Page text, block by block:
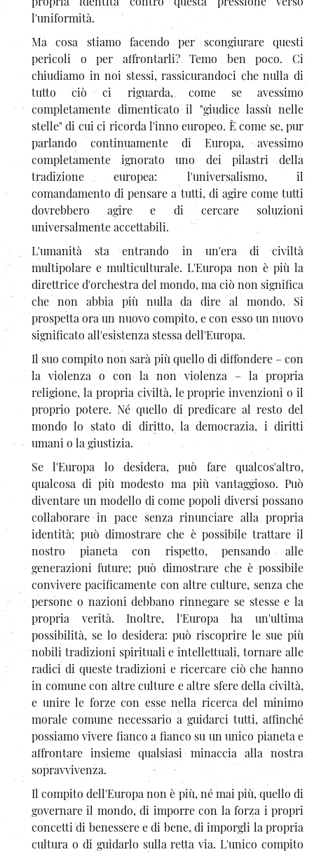
l'uniformità.
Ma cosa stiamo facendo per scongiurare questi
pericoli o per affrontarli? Temo ben poco. Ci
chiudiamo in noi stessi, rassicurandoci che nulla di
tutto ciò ci riguarda, come se avessimo
completamente dimenticato il "giudice lassù nelle
stelle" di cui ci ricorda l'inno europeo. È come se, pur
parlando continuamente di Europa, avessimo
completamente ignorato uno dei pilastri della
tradizione europea: l'universalismo, il
comandamento di pensare a tutti, di agire come tutti
dovrebbero agire e di cercare soluzioni
universalmente accettabili.
L'umanità sta entrando in un'era di civiltà
multipolare e multiculturale. L'Europa non è più la
direttrice d'orchestra del mondo, ma ciò non significa
che non abbia più nulla da dire al mondo. Si
prospetta ora un nuovo compito, e con esso un nuovo
significato all'esistenza stessa dell'Europa.
Il suo compito non sarà più quello di diffondere – con
la violenza o con la non violenza – la propria
religione, la propria civiltà, le proprie invenzioni o il
proprio potere. Né quello di predicare al resto del
mondo lo stato di diritto, la democrazia, i diritti
umani o la giustizia.
Se l'Europa lo desidera, può fare qualcos'altro,
qualcosa di più modesto ma più vantaggioso. Può
diventare un modello di come popoli diversi possano
collaborare in pace senza rinunciare alla propria
identità; può dimostrare che è possibile trattare il
nostro pianeta con rispetto, pensando alle
generazioni future; può dimostrare che è possibile
convivere pacificamente con altre culture, senza che
persone o nazioni debbano rinnegare se stesse e la
propria verità. Inoltre, l'Europa ha un'ultima
possibilità, se lo desidera: può riscoprire le sue più
nobili tradizioni spirituali e intellettuali, tornare alle
radici di queste tradizioni e ricercare ciò che hanno
in comune con altre culture e altre sfere della civiltà,
e unire le forze con esse nella ricerca del minimo
morale comune necessario a guidarci tutti, affinché
possiamo vivere fianco a fianco su un unico pianeta e
affrontare insieme qualsiasi minaccia alla nostra
sopravvivenza.
Il compito dell'Europa non è più, né mai più, quello di
governare il mondo, di imporre con la forza i propri
concetti di benessere e di bene, di imporgli la propria
cultura o di guidarlo sulla retta via. L'unico compito